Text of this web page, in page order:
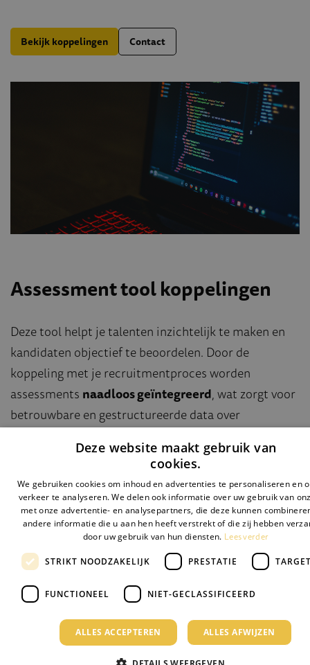
Bekijk koppelingen Contact
Assessment tool koppelingen
Deze tool helpt je talenten inzichtelijk te maken en
kandidaten objectief te beoordelen. Door de
koppeling met je recruitmentproces worden
assessments naadloos geïntegreerd, wat zorgt voor
betrouwbare en gestructureerde data over
professional versnel en verbeter je zo het
wervingsproces, zodat je sneller
juiste match
vindt voor elke vacature. Dit maakt je selectie
transparanter en verhoogt de kwaliteit van je hires
Bekijk koppelingen Contact
Deze website maakt gebruik van
cookies.
We gebruiken cookies om inhoud en advertenties te personaliseren en
verkeer te analyseren. We delen ook informatie over uw gebruik van
met onze advertentie- en analysepartners, die deze kunnen
andere informatie die u aan hen heeft verstrekt of die zij hebben
door uw gebruik van hun diensten. Lees verder
STRIKT NOODZAKELIJK PRESTATIE
FUNCTIONEEL NIET-GECLASSIFICEERD
ALLES ACCEPTEREN ALLES AFWIJZEN